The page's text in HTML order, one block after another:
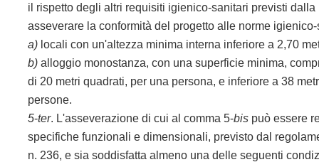
il rispetto degli altri requisiti igienico-sanitari previsti
asseverare la conformità del progetto alle norme
a) locali con un'altezza minima interna inferiore a 2,70
b) alloggio monostanza, con una superficie minima,
di 20 metri quadrati, per una persona, e inferiore a 38
persone.
5-ter. L'asseverazione di cui al comma 5-bis può essere
specifiche funzionali e dimensionali, previsto dal
n. 236, e sia soddisfatta almeno una delle seguenti